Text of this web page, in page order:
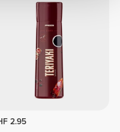
2.95